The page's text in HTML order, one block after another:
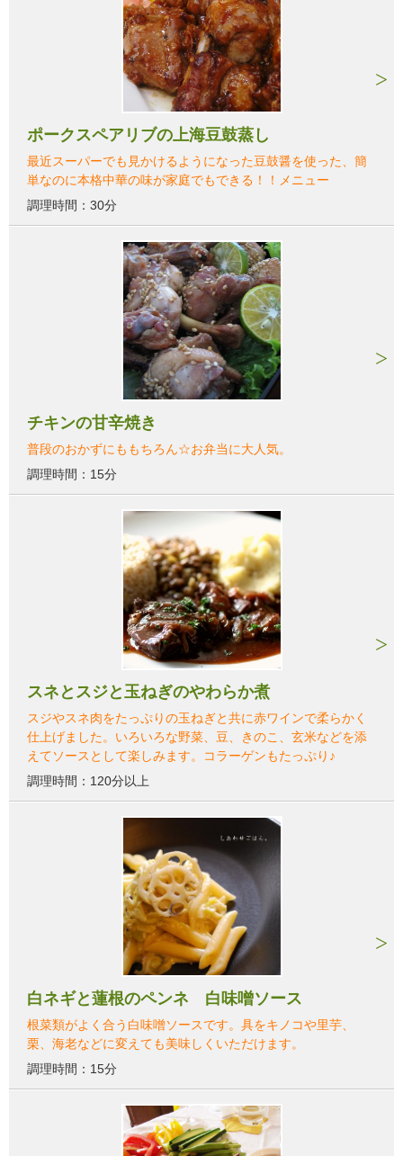
ポークスペアリブの上海豆鼓蒸し
最近スーパーでも見かけるようになった豆鼓醤を使った、簡
単なのに本格中華の味が家庭でもできる！！メニュー
調理時間：30分
チキンの甘辛焼き
普段のおかずにももちろん☆お弁当に大人気。
調理時間：15分
スネとスジと玉ねぎのやわらか煮
スジやスネ肉をたっぷりの玉ねぎと共に赤ワインで柔らかく
仕上げました。いろいろな野菜、豆、きのこ、玄米などを添
えてソースとして楽しみます。コラーゲンもたっぷり♪
調理時間：120分以上
白ネギと蓮根のペンネ 白味噌ソース
根菜類がよく合う白味噌ソースです。具をキノコや里芋、
栗、海老などに変えても美味しくいただけます。
調理時間：15分